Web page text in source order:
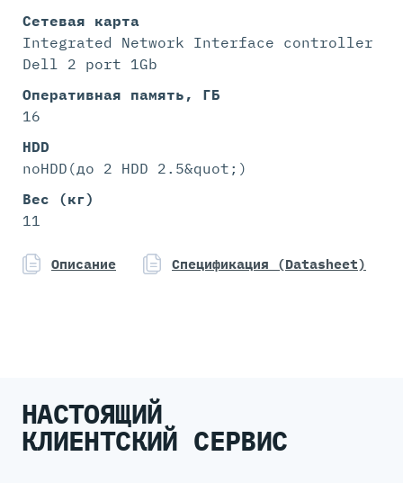
Сетевая карта
Integrated Network Interface controller
Dell 2 port 1Gb
Оперативная память, ГБ
16
HDD
noHDD(до 2 HDD 2.5&quot;)
Вес (кг)
11
Описание Спецификация (Datasheet)
НАСТОЯЩИЙ
КЛИЕНТСКИЙ СЕРВИС